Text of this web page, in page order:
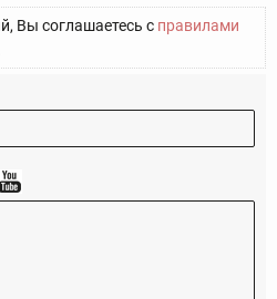
Вы соглашаетесь с правилами